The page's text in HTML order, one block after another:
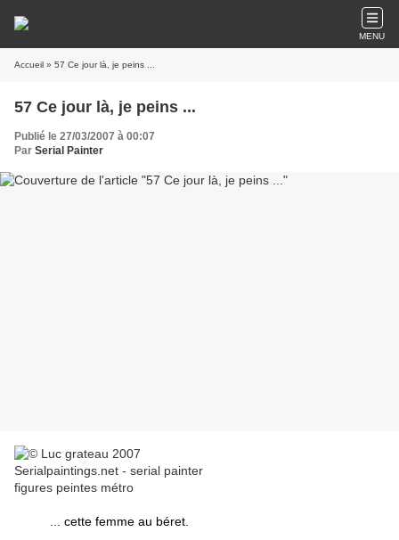
MENU
Accueil » 57 Ce jour là, je peins ...
57 Ce jour là, je peins ...
Publié le 27/03/2007 à 00:07
Par Serial Painter
... cette femme au béret.